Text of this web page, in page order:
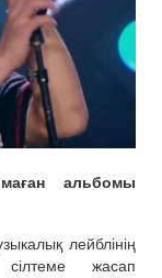
альбомы
лейблінің
сілтеме жасап